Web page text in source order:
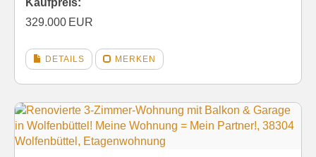
Kaufpreis:
329.000 EUR
DETAILS MERKEN